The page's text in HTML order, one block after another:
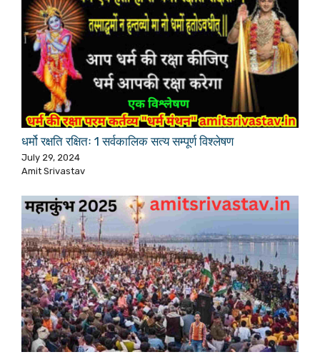
धर्मो रक्षति रक्षितः 1 सर्वकालिक सत्य सम्पूर्ण विश्लेषण
July 29, 2024
Amit Srivastav